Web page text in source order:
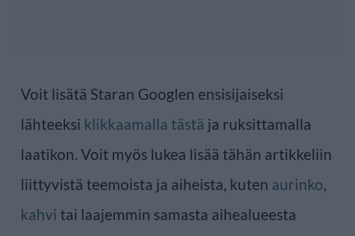
Voit lisätä Staran Googlen ensisijaiseksi
lähteeksi klikkaamalla tästä ja ruksittamalla
laatikon. Voit myös lukea lisää tähän artikkeliin
liittyvistä teemoista ja aiheista, kuten aurinko,
kahvi tai laajemmin samasta aihealueesta